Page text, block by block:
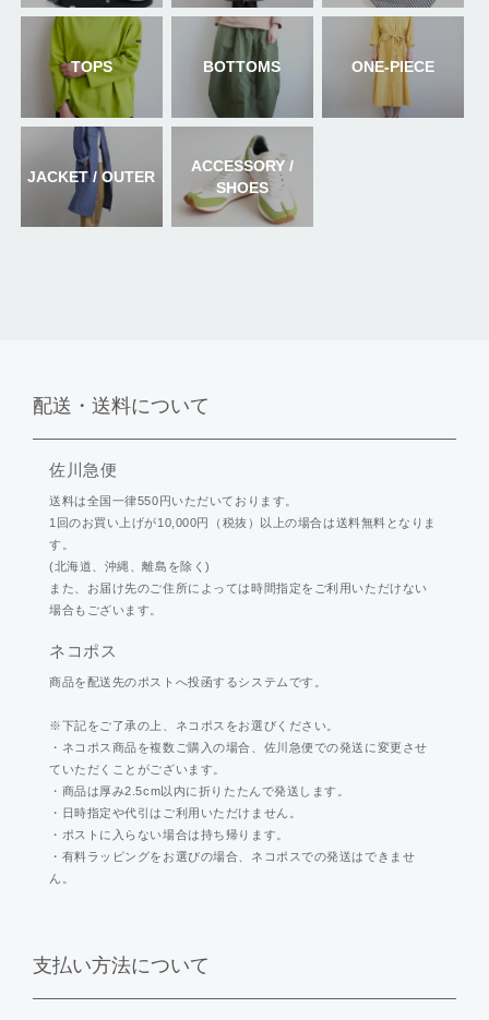
TOPS BOTTOMS ONE-PIECE
JACKET / OUTER
ACCESSORY /
SHOES
配送・送料について
佐川急便
送料は全国一律550円いただいております。
1回のお買い上げが10,000円（税抜）以上の場合は送料無料となりま
す。
(北海道、沖縄、離島を除く)
また、お届け先のご住所によっては時間指定をご利用いただけない
場合もございます。
ネコポス
商品を配送先のポストへ投函するシステムです。
※下記をご了承の上、ネコポスをお選びください。
・ネコポス商品を複数ご購入の場合、佐川急便での発送に変更させ
ていただくことがございます。
・商品は厚み2.5cm以内に折りたたんで発送します。
・日時指定や代引はご利用いただけません。
・ポストに入らない場合は持ち帰ります。
・有料ラッピングをお選びの場合、ネコポスでの発送はできませ
ん。
支払い方法について